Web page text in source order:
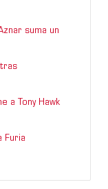
suma un
a Tony Hawk
Furia